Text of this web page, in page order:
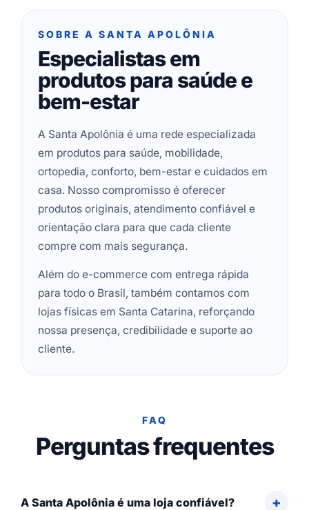
SOBRE A SANTA APOLÔNIA
Especialistas em
produtos para saúde e
bem-estar
A Santa Apolônia é uma rede especializada
em produtos para saúde, mobilidade,
ortopedia, conforto, bem-estar e cuidados em
casa. Nosso compromisso é oferecer
produtos originais, atendimento confiável e
orientação clara para que cada cliente
compre com mais segurança.
Além do e-commerce com entrega rápida
para todo o Brasil, também contamos com
lojas físicas em Santa Catarina, reforçando
nossa presença, credibilidade e suporte ao
cliente.
FAQ
Perguntas frequentes
A Santa Apolônia é uma loja confiável?